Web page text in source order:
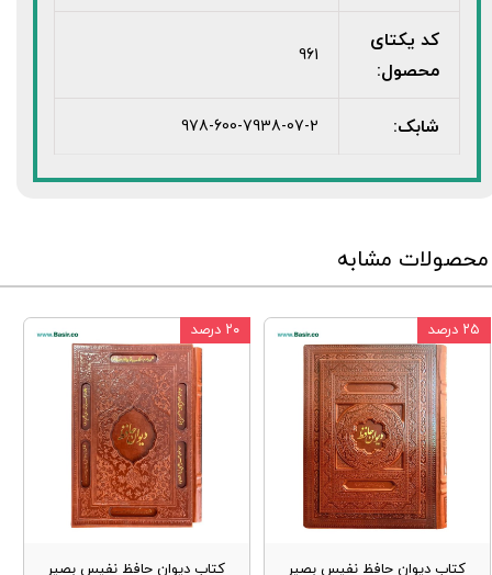
کد یکتای
محصول:
961
شابک: 978-600-7938-07-2
محصولات مشابه
کتاب دیوان حافظ نفیس بصیر
۲۵ درصد
کتاب دیوان حافظ نفیس بصیر
۲۰ درصد